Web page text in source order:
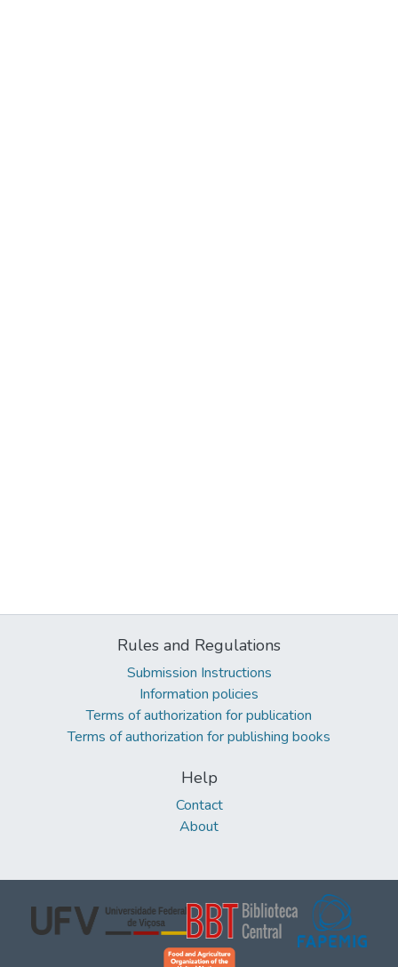
Rules and Regulations
Submission Instructions
Information policies
Terms of authorization for publication
Terms of authorization for publishing books
Help
Contact
About